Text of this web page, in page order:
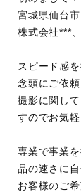
宮城県仙台
株式会社***
スピード感
念頭にご依頼
撮影に関し
すのでお気
専業で事業
品の速さに自
お客様のご